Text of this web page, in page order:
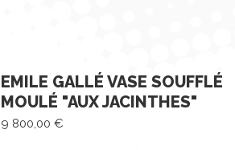
EMILE GALLÉ VASE SOUFFLÉ
MOULÉ "AUX JACINTHES"
9 800,00 €